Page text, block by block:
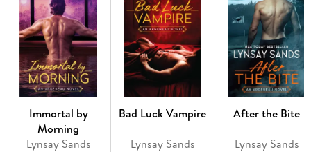
Who wouldn't want to be a tall, dark, powerful vampire? Jake,
for one. He's barely had time to adjust to his newstate before
he's roped into a family favor. Still, secretly playing
bodyguard to sweet, sexy Nicole is turning out to be the
wildest ride of his life. First, he'll put a stop to whoever's
targeting her. Then he'll prove that this kind of love, and luck,
happens only once in an eternity.
Immortal by
Morning
Lynsay Sands
Bad Luck Vampire
Lynsay Sands
After the Bite
Lynsay Sands